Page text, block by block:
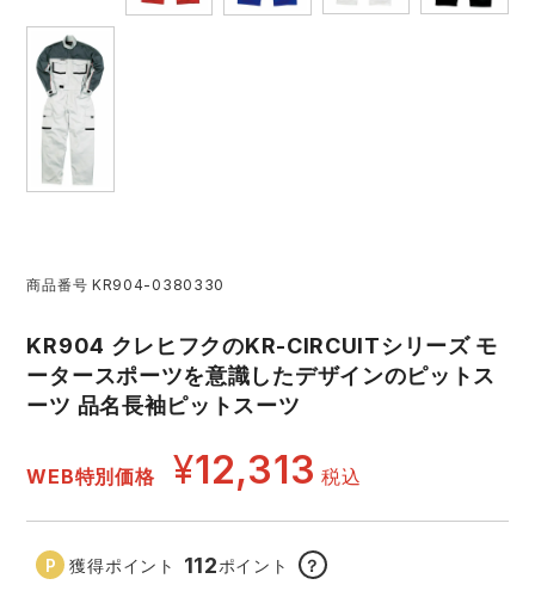
レインウェア・カッパ
ヤッケ
作業用小物・アクセサリー
つなぎ
ファン付き作業着・空調服
電熱ウェア・ヒートウェア
刺繍・プリント加工対象商品
作業用手袋ランキング
レインウェアランキング
アイズフロンティア ランキング
コーコス ランキング
アイトス ランキング
ジーベック ランキング
ネーム刺繍・プリント加工対象商品
作業着
GDジャパン
シンメン
ハイパーV
ニオイクリア
エアークラフト 自重堂
サーヴォ セロリー 大阪支店
アタックベース サンエス
清掃・ビルメンテ作業服
夜間・高視認性安全服
医療白衣・介護服
商品番号 KR904-0380330
KR904 クレヒフクのKR-CIRCUITシリーズ モ
ータースポーツを意識したデザインのピットス
ーツ 品名長袖ピットスーツ
WEB特別価格 ¥12,313 税込
獲得ポイント 112ポイント ？